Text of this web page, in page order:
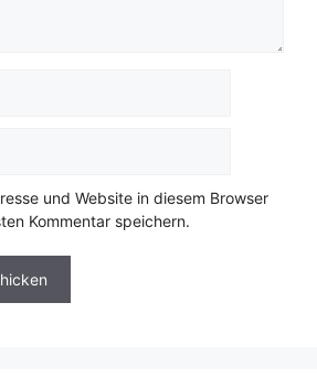
und Website in diesem Browser
Kommentar speichern.